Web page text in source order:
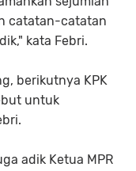
catatan-catatan
kata Febri.
berikutnya KPK
untuk
adik Ketua MPR